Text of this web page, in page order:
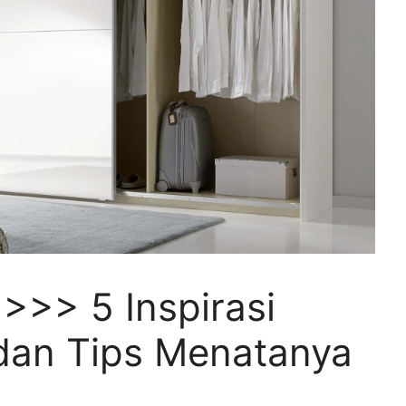
5 Inspirasi
Tips Menatanya